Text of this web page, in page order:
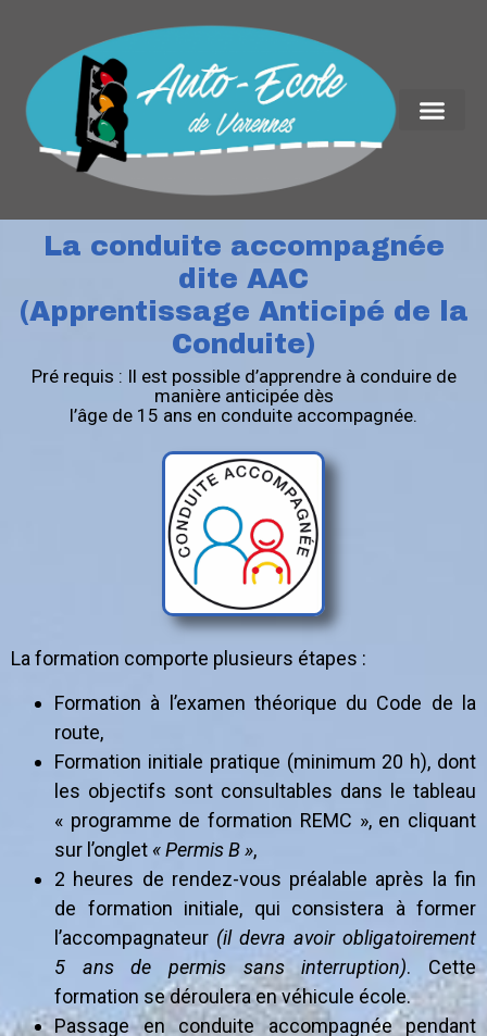
La conduite accompagnée
dite AAC
(Apprentissage Anticipé de la
Conduite)
Pré requis : Il est possible d’apprendre à conduire de
manière anticipée dès
l’âge de 15 ans en conduite accompagnée.
La formation comporte plusieurs étapes :
Formation à l’examen théorique du Code de la
route,
Formation initiale pratique (minimum 20 h), dont
les objectifs sont consultables dans le tableau
« programme de formation REMC », en cliquant
sur l’onglet « Permis B »,
2 heures de rendez-vous préalable après la fin
de formation initiale, qui consistera à former
l’accompagnateur (il devra avoir obligatoirement
5 ans de permis sans interruption). Cette
formation se déroulera en véhicule école.
Passage en conduite accompagnée pendant